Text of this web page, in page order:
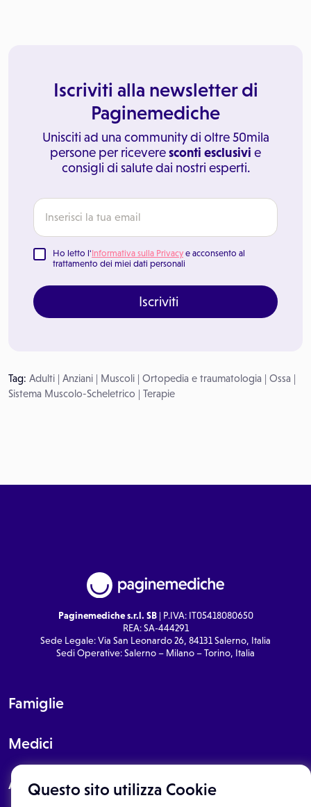
Questo sito utilizza Cookie
Iscriviti alla newsletter di
Paginemediche
Unisciti ad una community di oltre 50mila
persone per riceveresconti esclusivi e
consigli di salute dai nostri esperti.
Ho letto l'Informativa sulla Privacy e acconsento al
trattamento dei miei dati personali
Iscriviti
Tag: Adulti | Anziani | Muscoli | Ortopedia e traumatologia | Ossa |
Sistema Muscolo-Scheletrico | Terapie
Paginemediche s.r.l. SB| P.IVA: IT05418080650
REA: SA-444291
Sede Legale: Via San Leonardo 26, 84131 Salerno, Italia
Sedi Operative: Salerno – Milano – Torino, Italia
Famiglie
Medici
About